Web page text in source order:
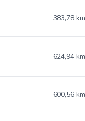
383,78 km
624,94 km
600,56 km